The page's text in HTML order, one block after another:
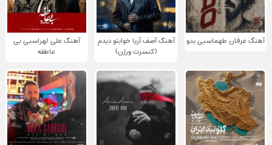
آهنگ عرفان طهماسبی بدو
آهنگ آصف آریا خوابتو دیدم
(کنسرت ورژن)
آهنگ علی لهراسبی بی
عاطفه